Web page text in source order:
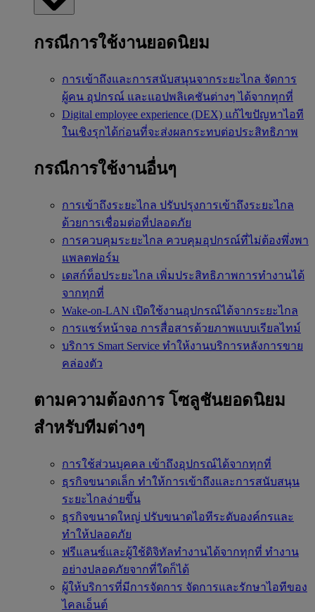
กรณีการใช้งานยอดนิยม
การเข้าถึงและการสนับสนุนจากระยะไกล จัดการ
ผู้คน อุปกรณ์ และแอปพลิเคชันต่างๆ ได้จากทุกที่
Digital employee experience (DEX) แก้ไขปัญหาไอที
ในเชิงรุกได้ก่อนที่จะส่งผลกระทบต่อประสิทธิภาพ
กรณีการใช้งานอื่นๆ
การเข้าถึงระยะไกล ปรับปรุงการเข้าถึงระยะไกล
ด้วยการเชื่อมต่อที่ปลอดภัย
การควบคุมระยะไกล ควบคุมอุปกรณ์ที่ไม่ต้องพึ่งพา
แพลตฟอร์ม
เดสก์ท็อประยะไกล เพิ่มประสิทธิภาพการทำงานได้
จากทุกที่
Wake-on-LAN เปิดใช้งานอุปกรณ์ได้จากระยะไกล
การแชร์หน้าจอ การสื่อสารด้วยภาพแบบเรียลไทม์
บริการ Smart Service ทำให้งานบริการหลังการขาย
คล่องตัว
ตามความต้องการ โซลูชันยอดนิยม
สำหรับทีมต่างๆ
การใช้ส่วนบุคคล เข้าถึงอุปกรณ์ได้จากทุกที่
ธุรกิจขนาดเล็ก ทำให้การเข้าถึงและการสนับสนุน
ระยะไกลง่ายขึ้น
ธุรกิจขนาดใหญ่ ปรับขนาดไอทีระดับองค์กรและ
ทำให้ปลอดภัย
ฟรีแลนซ์และผู้ใช้ดิจิทัลทำงานได้จากทุกที่ ทำงาน
อย่างปลอดภัยจากที่ใดก็ได้
ผู้ให้บริการที่มีการจัดการ จัดการและรักษาไอทีของ
ไคลเอ็นต์